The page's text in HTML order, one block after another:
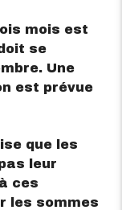
mois est
se
Une
est prévue
que les
leur
ces
les sommes